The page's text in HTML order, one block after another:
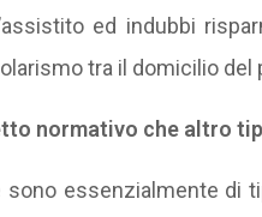
ed indubbi
tra il domicilio del
normativo che altro
sono essenzialmente di